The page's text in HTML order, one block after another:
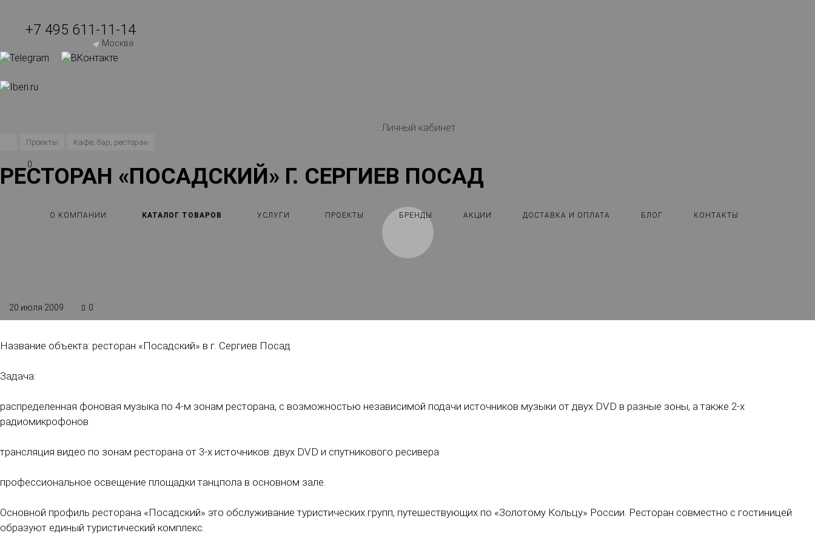
+7 495 611-11-14
Москва
Личный кабинет
0
О КОМПАНИИ КАТАЛОГ ТОВАРОВ УСЛУГИ ПРОЕКТЫ БРЕНДЫ АКЦИИ ДОСТАВКА И ОПЛАТА БЛОГ КОНТАКТЫ
Проекты Кафе, бар, ресторан
РЕСТОРАН «ПОСАДСКИЙ» Г. СЕРГИЕВ ПОСАД
20 июля 2009 0
Название объекта: ресторан «Посадский» в г. Сергиев Посад
Задача:
распределенная фоновая музыка по 4-м зонам ресторана, с возможностью независимой подачи источников музыки от двух DVD в разные зоны, а также 2-х
радиомикрофонов
трансляция видео по зонам ресторана от 3-х источников: двух DVD и спутникового ресивера
профессиональное освещение площадки танцпола в основном зале.
Основной профиль ресторана «Посадский» это обслуживание туристических групп, путешествующих по «Золотому Кольцу» России. Ресторан совместно с гостиницей
образуют единый туристический комплекс.